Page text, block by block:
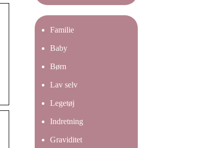
Familie
Baby
Børn
Lav selv
Legetøj
Indretning
Graviditet